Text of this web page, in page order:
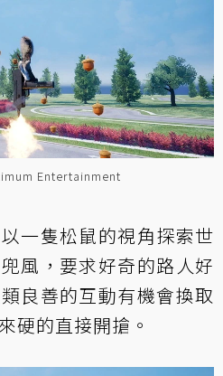
Entertainment
一隻松鼠的視角探索世
風，要求好奇的路人好
良善的互動有機會換取
硬的直接開搶。